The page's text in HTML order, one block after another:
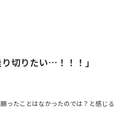
切りたい…！！！」
ったことはなかったのでは？と感じる